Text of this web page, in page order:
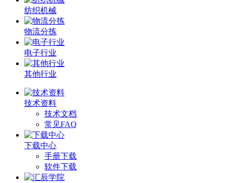
纺织机械
物流分拣
电子行业
其他行业
技术资料
技术文档
常见FAQ
下载中心
手册下载
软件下载